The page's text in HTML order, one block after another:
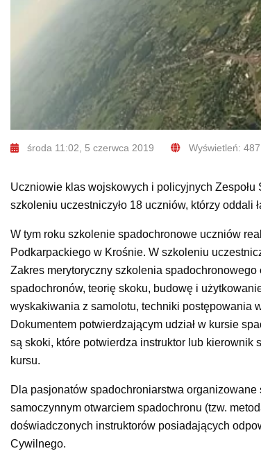
środa 11:02, 5 czerwca 2019 Wyświetleń: 487
Uczniowie klas wojskowych i policyjnych Zespołu
szkoleniu uczestniczyło 18 uczniów, którzy oddali
W tym roku szkolenie spadochronowe uczniów
Podkarpackiego w Krośnie. W szkoleniu
Zakres merytoryczny szkolenia
spadochronów, teorię skoku, budowę i
wyskakiwania z samolotu, techniki postępowania
Dokumentem potwierdzającym udział w kursie
są skoki, które potwierdza instruktor lub kierownik
kursu.
Dla pasjonatów spadochroniarstwa
samoczynnym otwarciem spadochronu (tzw.
doświadczonych instruktorów posiadających
Cywilnego.